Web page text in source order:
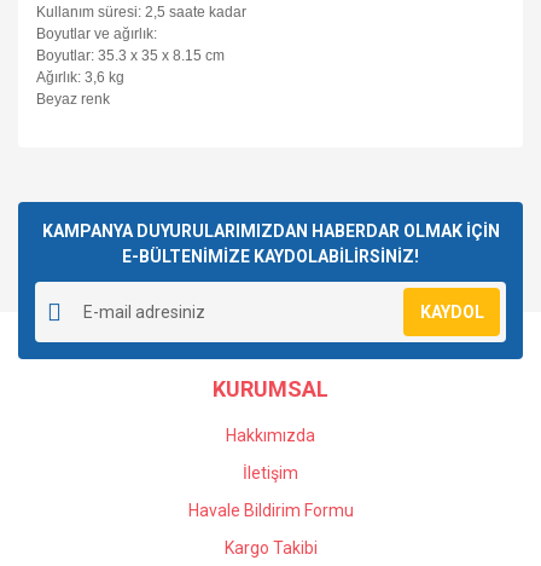
Kullanım süresi: 2,5 saate kadar
Boyutlar ve ağırlık:
Boyutlar: 35.3 x 35 x 8.15 cm
Ağırlık: 3,6 kg
Beyaz renk
KAMPANYA DUYURULARIMIZDAN HABERDAR OLMAK İÇİN
E-BÜLTENİMİZE KAYDOLABİLİRSİNİZ!
KAYDOL
KURUMSAL
Hakkımızda
İletişim
Havale Bildirim Formu
Kargo Takibi